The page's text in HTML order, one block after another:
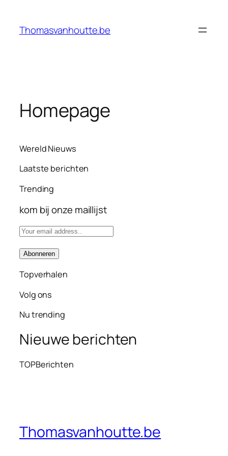
Thomasvanhoutte.be
Homepage
Wereld Nieuws
Laatste berichten
Trending
kom bij onze maillijst
Topverhalen
Volg ons
Nu trending
Nieuwe berichten
TOPBerichten
Thomasvanhoutte.be